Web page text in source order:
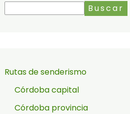
Buscar
Rutas de senderismo
Córdoba capital
Córdoba provincia